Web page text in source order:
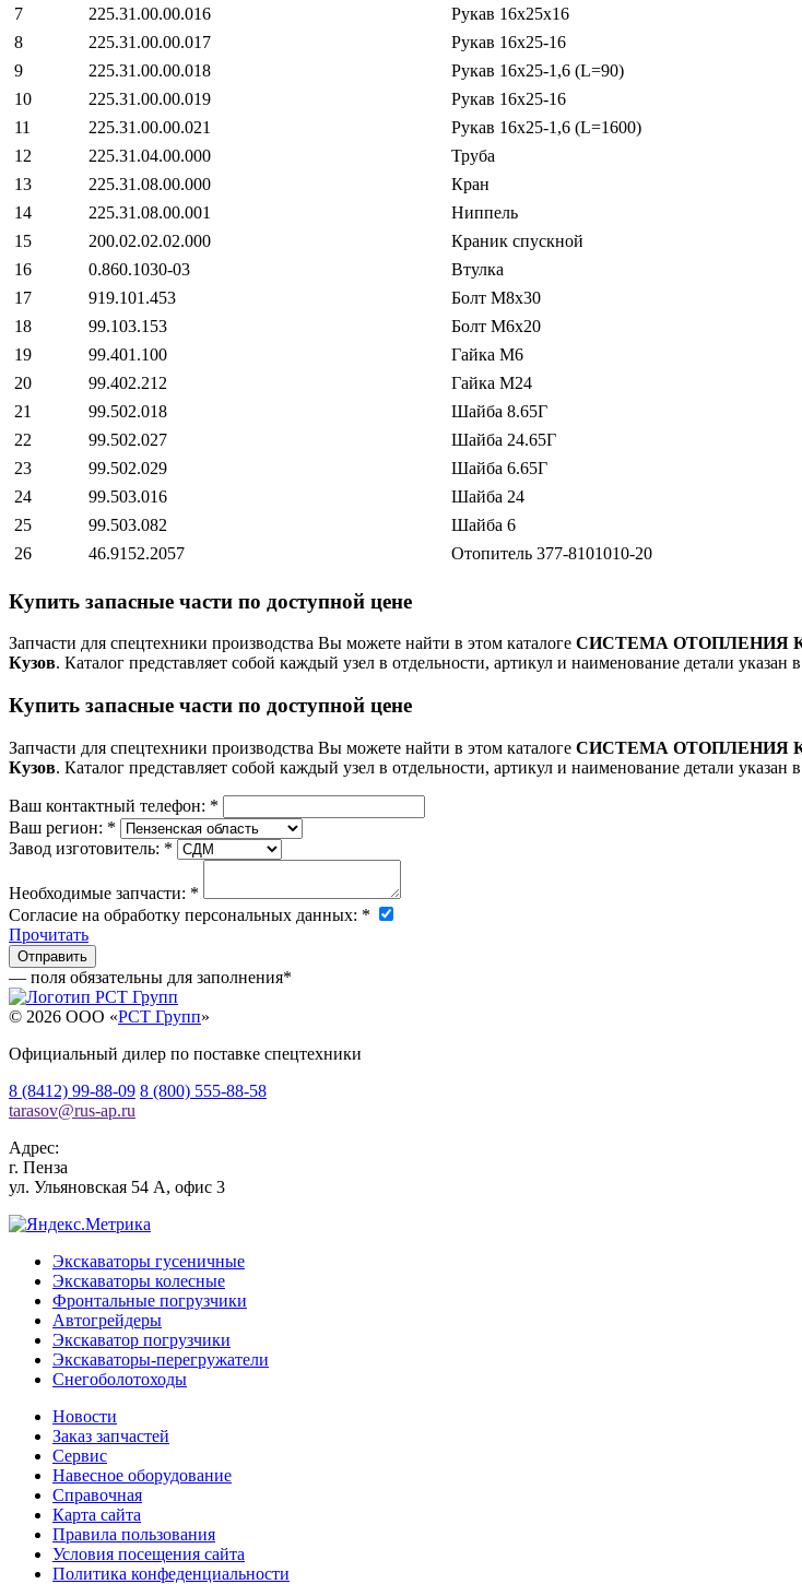
7
225.31.00.00.016
Рукав 16х25х16
8
225.31.00.00.017
Рукав 16х25-16
9
225.31.00.00.018
Рукав 16х25-1,6 (L=90)
10
225.31.00.00.019
Рукав 16х25-16
11
225.31.00.00.021
Рукав 16х25-1,6 (L=1600)
12
225.31.04.00.000
Труба
13
225.31.08.00.000
Кран
14
225.31.08.00.001
Ниппель
15
200.02.02.02.000
Краник спускной
16
0.860.1030-03
Втулка
17
919.101.453
Болт М8х30
18
99.103.153
Болт М6х20
19
99.401.100
Гайка М6
20
99.402.212
Гайка М24
21
99.502.018
Шайба 8.65Г
22
99.502.027
Шайба 24.65Г
23
99.502.029
Шайба 6.65Г
24
99.503.016
Шайба 24
25
99.503.082
Шайба 6
26
46.9152.2057 Отопитель 377-8101010-20
Купить запасные части по доступной цене
Запчасти для спецтехники производства Вы можете найти в этом каталоге СИСТЕМА ОТОПЛЕНИЯ
Кузов. Каталог представляет собой каждый узел в отдельности, артикул и наименование детали указан
Купить запасные части по доступной цене
Запчасти для спецтехники производства Вы можете найти в этом каталоге СИСТЕМА ОТОПЛЕНИЯ
Кузов. Каталог представляет собой каждый узел в отдельности, артикул и наименование детали указан
Ваш контактный телефон: *
Ваш регион: *
Завод изготовитель: *
Необходимые запчасти: *
Согласие на обработку персональных данных: *
Прочитать
— поля обязательны для заполнения*
© 2026 OOO «РСТ Групп»
Официальный дилер по поставке спецтехники
8 (8412) 99-88-09 8 (800) 555-88-58
tarasov@rus-ap.ru
Адрес:
г. Пенза
ул. Ульяновская 54 А, офис 3
Экскаваторы гусеничные
Экскаваторы колесные
Фронтальные погрузчики
Автогрейдеры
Экскаватор погрузчики
Экскаваторы-перегружатели
Снегоболотоходы
Новости
Заказ запчастей
Сервис
Навесное оборудование
Справочная
Карта сайта
Правила пользования
Условия посещения сайта
Политика конфеденциальности